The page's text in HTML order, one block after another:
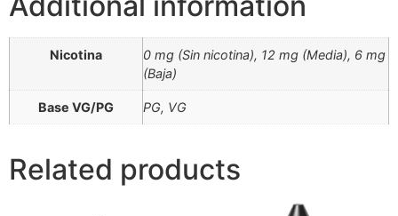
Nicotina
0 mg (Sin nicotina), 12 mg (Media), 6 mg
(Baja)
Base VG/PG PG, VG
Related products